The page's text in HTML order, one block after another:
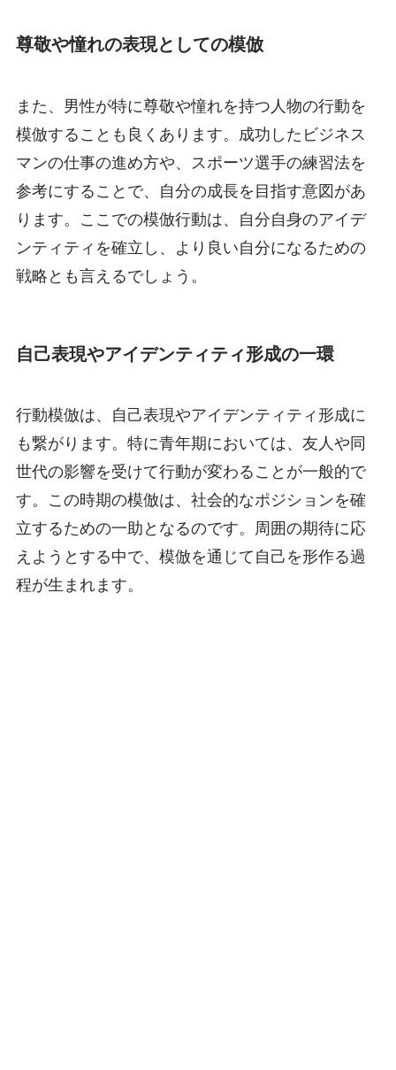
尊敬や憧れの表現としての模倣
また、男性が特に尊敬や憧れを持つ人物の行動を
模倣することも良くあります。成功したビジネス
マンの仕事の進め方や、スポーツ選手の練習法を
参考にすることで、自分の成長を目指す意図があ
ります。ここでの模倣行動は、自分自身のアイデ
ンティティを確立し、より良い自分になるための
戦略とも言えるでしょう。
自己表現やアイデンティティ形成の一環
行動模倣は、自己表現やアイデンティティ形成に
も繋がります。特に青年期においては、友人や同
世代の影響を受けて行動が変わることが一般的で
す。この時期の模倣は、社会的なポジションを確
立するための一助となるのです。周囲の期待に応
えようとする中で、模倣を通じて自己を形作る過
程が生まれます。